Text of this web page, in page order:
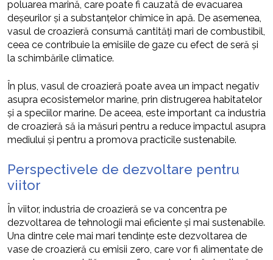
poluarea marină, care poate fi cauzată de evacuarea
deșeurilor și a substanțelor chimice în apă. De asemenea,
vasul de croazieră consumă cantități mari de combustibil,
ceea ce contribuie la emisiile de gaze cu efect de seră și
la schimbările climatice.
În plus, vasul de croazieră poate avea un impact negativ
asupra ecosistemelor marine, prin distrugerea habitatelor
și a speciilor marine. De aceea, este important ca industria
de croazieră să ia măsuri pentru a reduce impactul asupra
mediului și pentru a promova practicile sustenabile.
Perspectivele de dezvoltare pentru
viitor
În viitor, industria de croazieră se va concentra pe
dezvoltarea de tehnologii mai eficiente și mai sustenabile.
Una dintre cele mai mari tendințe este dezvoltarea de
vase de croazieră cu emisii zero, care vor fi alimentate de